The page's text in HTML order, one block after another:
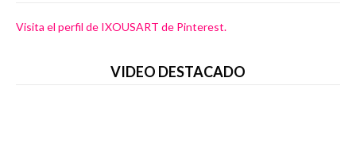
Visita el perfil de IXOUSART de Pinterest.
VIDEO DESTACADO